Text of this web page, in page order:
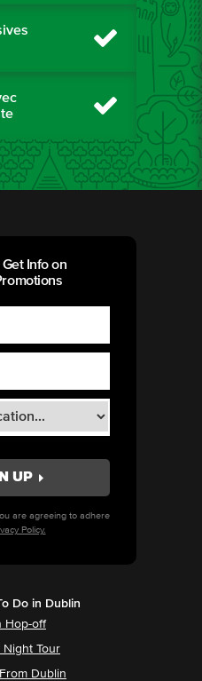
Info on
are agreeing to adhere
Policy.
Do in Dublin
Hop-off
Tour
Dublin